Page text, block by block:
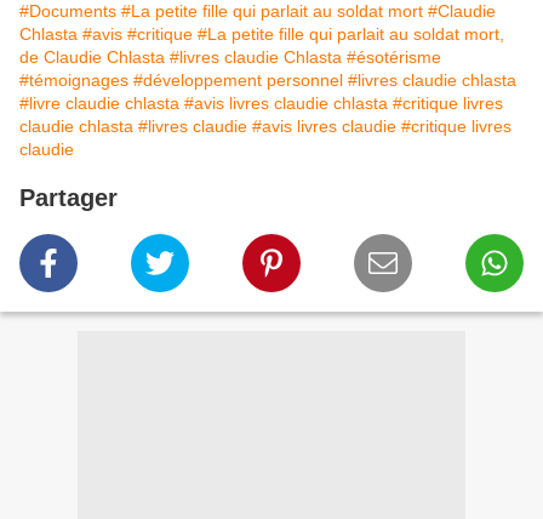
#Documents #La petite fille qui parlait au soldat mort #Claudie
Chlasta #avis #critique #La petite fille qui parlait au soldat mort,
de Claudie Chlasta #livres claudie Chlasta #ésotérisme
#témoignages #développement personnel #livres claudie chlasta
#livre claudie chlasta #avis livres claudie chlasta #critique livres
claudie chlasta #livres claudie #avis livres claudie #critique livres
claudie
Partager